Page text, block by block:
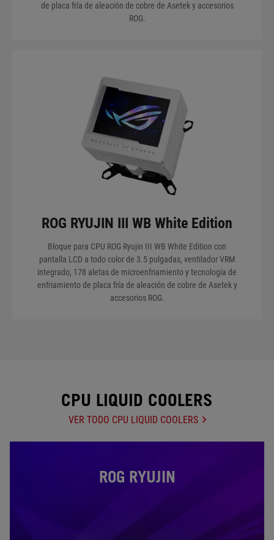
de placa fría de aleación de cobre de Asetek y accesorios
ROG.
ROG RYUJIN III WB White Edition
Bloque para CPU ROG Ryujin III WB White Edition con
pantalla LCD a todo color de 3.5 pulgadas, ventilador VRM
integrado, 178 aletas de microenfriamiento y tecnología de
enfriamiento de placa fría de aleación de cobre de Asetek y
accesorios ROG.
CPU LIQUID COOLERS
VER TODO CPU LIQUID COOLERS
ROG RYUJIN